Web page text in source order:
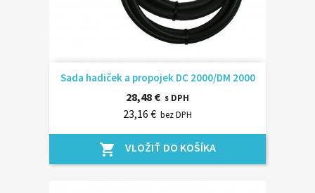
Sada hadiček a propojek DC 2000/DM 2000
28,48 € s DPH
23,16 € bez DPH
shopping_cart VLOŽIŤ DO KOŠÍKA